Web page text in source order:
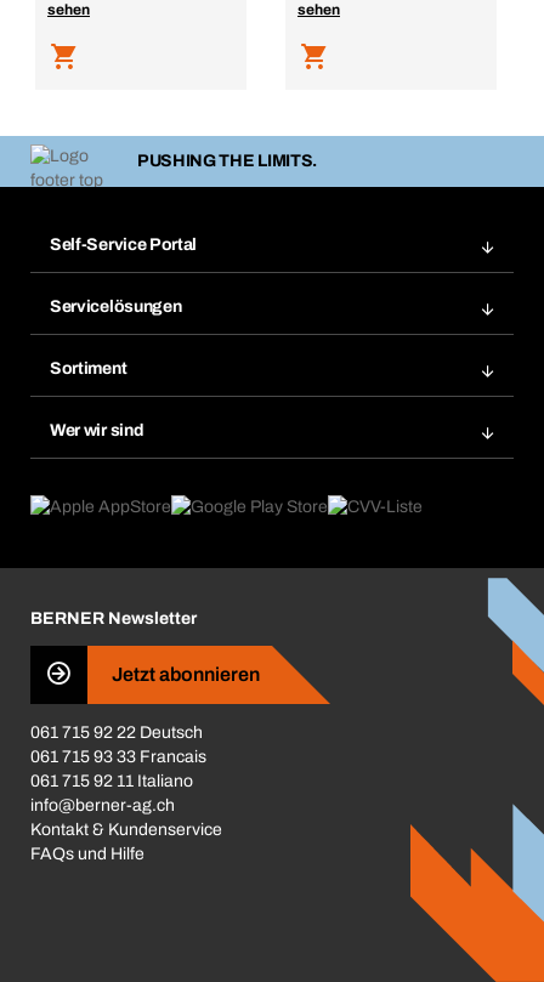
sehen
sehen
PUSHING THE LIMITS.
Self-Service Portal
Merklisten
Nachbestellung
Dauerauftrag
Servicelösungen
Gefahrenstoffdatenbank
eProcurement
Produktfinder
Sortiment
Wer wir sind
Was uns antreibt
Business Conduct
BERNER Newsletter
Jetzt abonnieren
061 715 92 22 Deutsch
061 715 93 33 Francais
061 715 92 11 Italiano
info@berner-ag.ch
Kontakt & Kundenservice
FAQs und Hilfe